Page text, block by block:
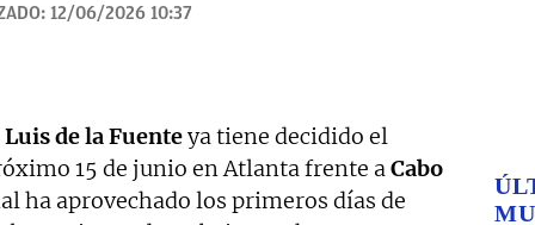
12/06/2026 10:37
Luis de la Fuenteya tiene decidido el
15 de junio en Atlanta frente aCabo
ha aprovechado los primeros días de